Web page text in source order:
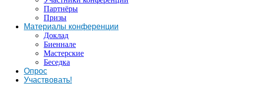
Партнёры
Призы
Материалы конференции
Доклад
Биеннале
Мастерские
Беседка
Опрос
Участвовать!